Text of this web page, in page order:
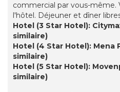
commercial par vous-même.
l'hôtel. Déjeuner et dîner
Hotel (3 Star Hotel):
similaire)
Hotel (4 Star Hotel): Mena
similaire)
Hotel (5 Star Hotel):
similaire)